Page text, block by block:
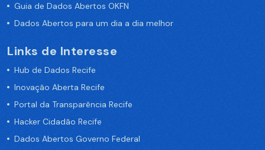
Guia de Dados Abertos OKFN
Dados Abertos para um dia a dia melhor
Links de Interesse
Hub de Dados Recife
Inovação Aberta Recife
Portal da Transparência Recife
Hacker Cidadão Recife
Dados Abertos Governo Federal